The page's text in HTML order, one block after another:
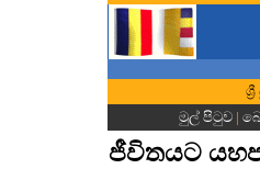
මුල් පිටුව |
ජීවිතයට